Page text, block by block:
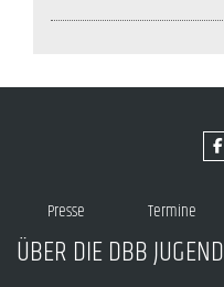
Presse Termine
ÜBER DIE DBB JUGEND